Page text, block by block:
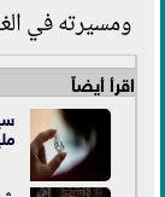
ومسيرته في
اقرأ أيضاً